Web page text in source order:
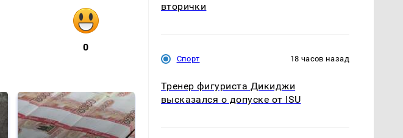
0
вторички
Спорт 18 часов назад
Тренер фигуриста Дикиджи
высказался о допуске от ISU